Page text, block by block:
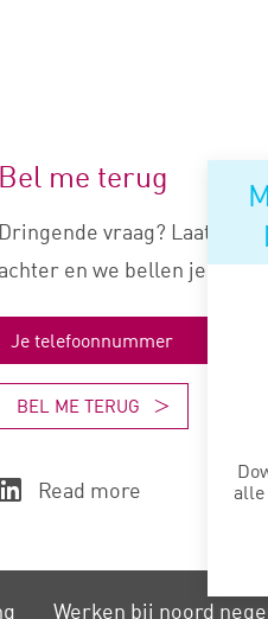
alle
Bel me terug
Dringende vraag? Laat je
achter en we bellen je snel
BEL ME TERUG
Read more
Werken bij noord